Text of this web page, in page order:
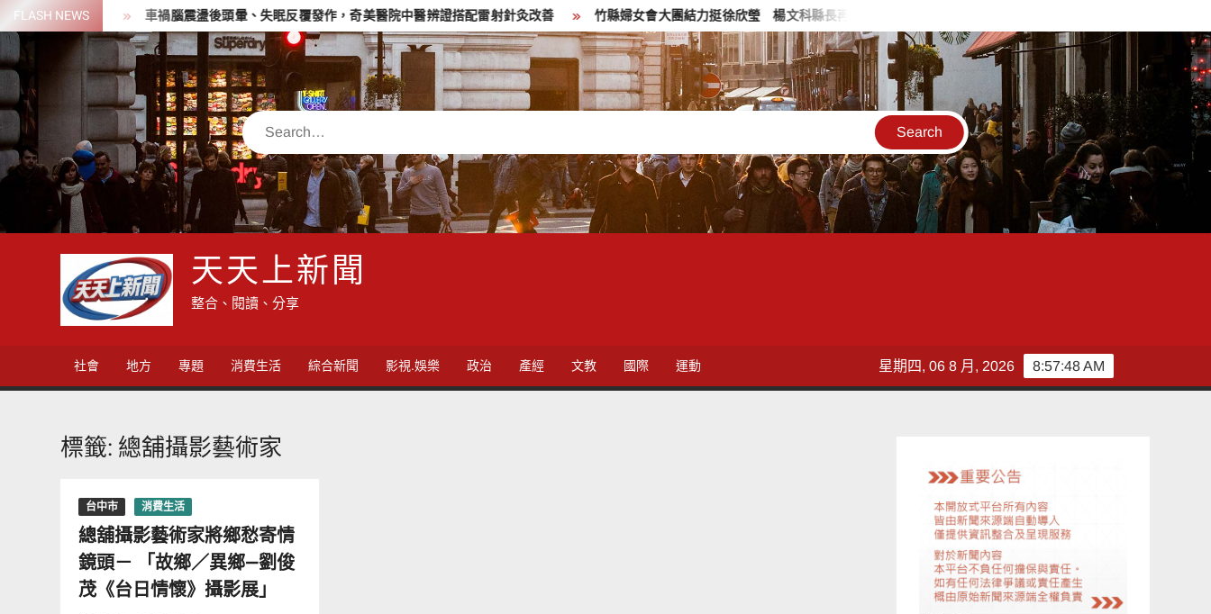
Skip
to
content
FLASH NEWS
習活力 車禍腦震盪後頭暈、失眠反覆發作，奇美醫院中醫辨證搭配雷射針灸改善 竹縣婦女會大團結力挺徐欣瑩 楊文科縣長再喊「一定要讓徐欣瑩當選」
Search
天天上新聞
整合、閱讀、分享
社會 地方 專題 消費生活 綜合新聞 影視.娛樂 政治 產經 文教 國際 運動 8:57:49 AM
星期四, 06 8 月, 2026
標籤: 總舖攝影藝術家
台中市 消費生活
總舖攝影藝術家將鄉愁寄情
鏡頭－ 「故鄉／異鄉—劉俊
茂《台日情懷》攝影展」